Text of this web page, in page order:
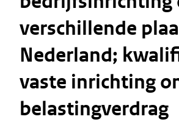
verschillende
Nederland;
vaste inrichting
belastingverdrag